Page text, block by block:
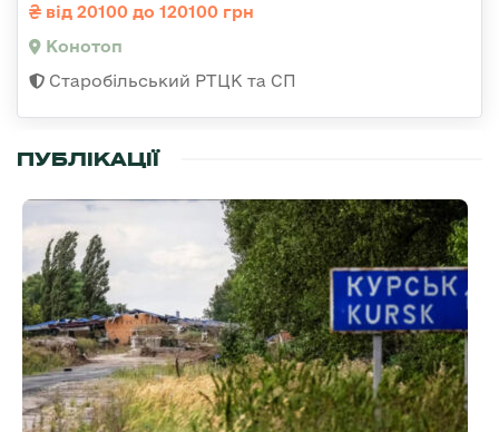
від 20100 до 120100 грн
Конотоп
Старобільський РТЦК та СП
ПУБЛІКАЦІЇ